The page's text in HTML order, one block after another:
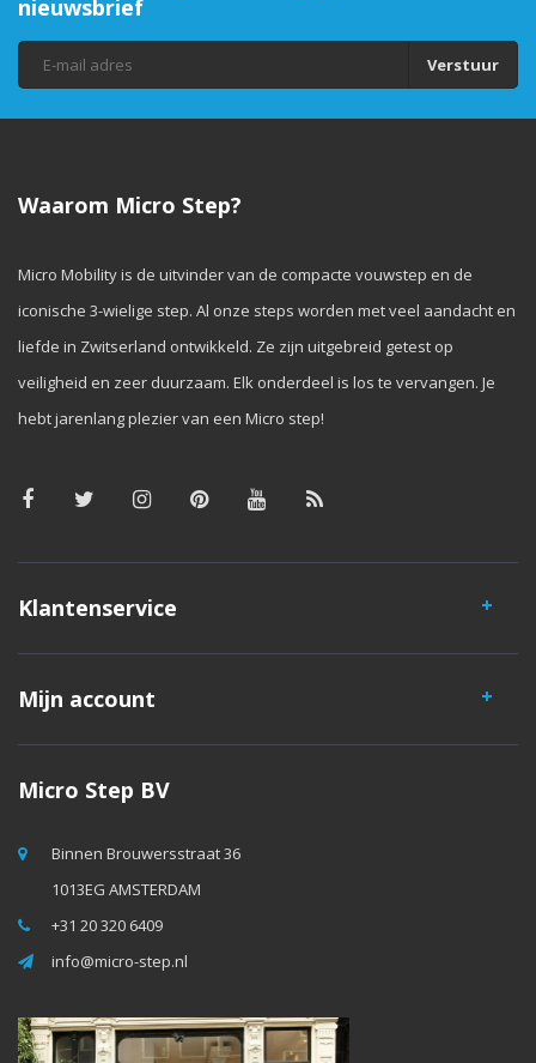
nieuwsbrief
Verstuur
Waarom Micro Step?
Micro Mobility is de uitvinder van de compacte vouwstep en de
iconische 3-wielige step. Al onze steps worden met veel aandacht en
liefde in Zwitserland ontwikkeld. Ze zijn uitgebreid getest op
veiligheid en zeer duurzaam. Elk onderdeel is los te vervangen. Je
hebt jarenlang plezier van een Micro step!
Klantenservice
Mijn account
Micro Step BV
Binnen Brouwersstraat 36
1013EG AMSTERDAM
+31 20 320 6409
info@micro-step.nl